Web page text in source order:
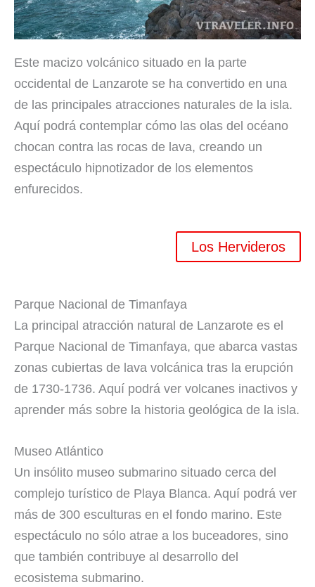
Este macizo volcánico situado en la parte
occidental de Lanzarote se ha convertido en una
de las principales atracciones naturales de la isla.
Aquí podrá contemplar cómo las olas del océano
chocan contra las rocas de lava, creando un
espectáculo hipnotizador de los elementos
enfurecidos.
Los Hervideros
Parque Nacional de Timanfaya
La principal atracción natural de Lanzarote es el
Parque Nacional de Timanfaya, que abarca vastas
zonas cubiertas de lava volcánica tras la erupción
de 1730-1736. Aquí podrá ver volcanes inactivos y
aprender más sobre la historia geológica de la isla.
Museo Atlántico
Un insólito museo submarino situado cerca del
complejo turístico de Playa Blanca. Aquí podrá ver
más de 300 esculturas en el fondo marino. Este
espectáculo no sólo atrae a los buceadores, sino
que también contribuye al desarrollo del
ecosistema submarino.